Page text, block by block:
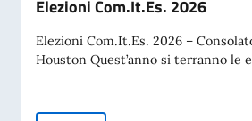
Elezioni Com.It.Es. 2026
Elezioni Com.It.Es. 2026 –
Houston Quest’anno si terranno le